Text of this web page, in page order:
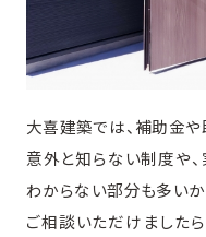
大喜建築では、補助金や
意外と知らない制度や
わからない部分も多いか
ご相談いただけました